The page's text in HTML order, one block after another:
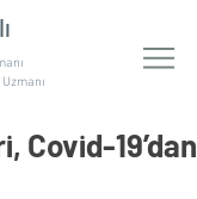
Covid-19’dan